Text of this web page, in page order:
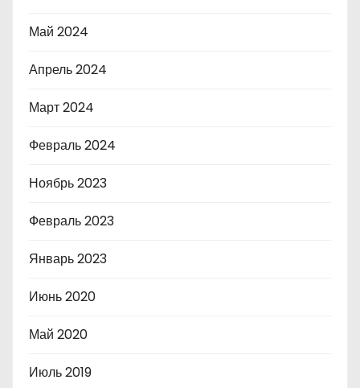
Май 2024
Апрель 2024
Март 2024
Февраль 2024
Ноябрь 2023
Февраль 2023
Январь 2023
Июнь 2020
Май 2020
Июль 2019